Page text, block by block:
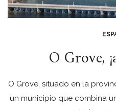
O Grove,
O Grove, situado en la
un municipio que combina